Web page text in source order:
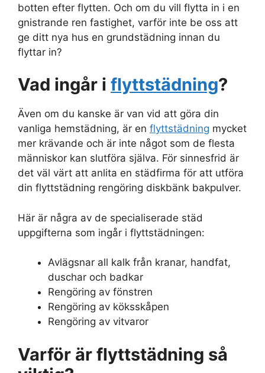
botten efter flytten. Och om du vill flytta in i en
gnistrande ren fastighet, varför inte be oss att
ge ditt nya hus en grundstädning innan du
flyttar in?
Vad ingår i flyttstädning?
Även om du kanske är van vid att göra din
vanliga hemstädning, är en flyttstädning mycket
mer krävande och är inte något som de flesta
människor kan slutföra själva. För sinnesfrid är
det väl värt att anlita en städfirma för att utföra
din flyttstädning rengöring diskbänk bakpulver.
Här är några av de specialiserade städ
uppgifterna som ingår i flyttstädningen:
Avlägsnar all kalk från kranar, handfat,
duschar och badkar
Rengöring av fönstren
Rengöring av köksskåpen
Rengöring av vitvaror
Varför är flyttstädning så